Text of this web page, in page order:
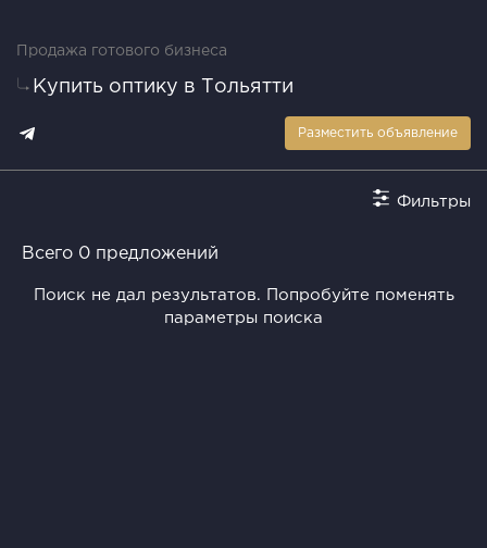
Продажа готового бизнеса
Купить оптику в Тольятти
Разместить объявление
Фильтры
Всего 0 предложений
Поиск не дал результатов. Попробуйте поменять
параметры поиска